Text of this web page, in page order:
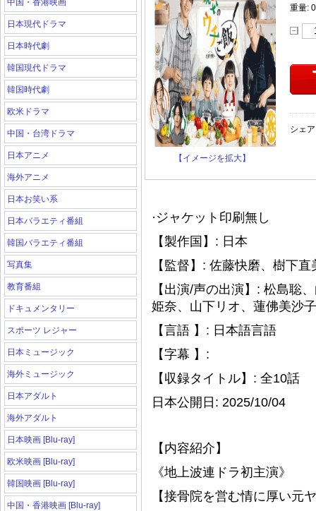
中国・香港映画
日本現代ドラマ
日本時代劇
韓国現代ドラマ
韓国時代劇
欧米ドラマ
中国・台湾ドラマ
日本アニメ
海外アニメ
日本お笑い系
日本バラエティ番組
韓国バラエティ番組
写真集
教育番組
ドキュメンタリー
スポーツ レジャー
日本ミュージック
海外ミュージック
日本アダルト
海外アダルト
日本映画 [Blu-ray]
欧米映画 [Blu-ray]
韓国映画 [Blu-ray]
中国・香港映画 [Blu-ray]
【イメージを拡大】
重量:
シェ
·ジャケット印刷無し
【製作国】: 日本
【監督】: 佐藤快磨、樹下直
【出演/声の出演】: 松島聡
姫奈、山下リオ、蓮佛美沙子
【言語 】: 日本語言語
【字幕 】:
【収録タイトル】: 全10話
日本公開日: 2025/10/04
【内容紹介】
《地上波連ドラ初主演》
【接骨院を営む情に厚い元